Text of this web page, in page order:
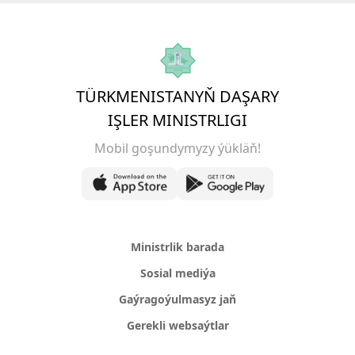
TÜRKMENISTANYŇ DAŞARY
IŞLER MINISTRLIGI
Mobil goşundymyzy ýükläň!
Ministrlik barada
Sosial mediýa
Gaýragoýulmasyz jaň
Gerekli websaýtlar